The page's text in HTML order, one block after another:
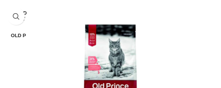
SOLD
OUT
OLD P